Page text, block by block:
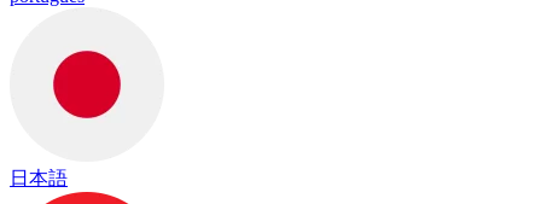
日本語